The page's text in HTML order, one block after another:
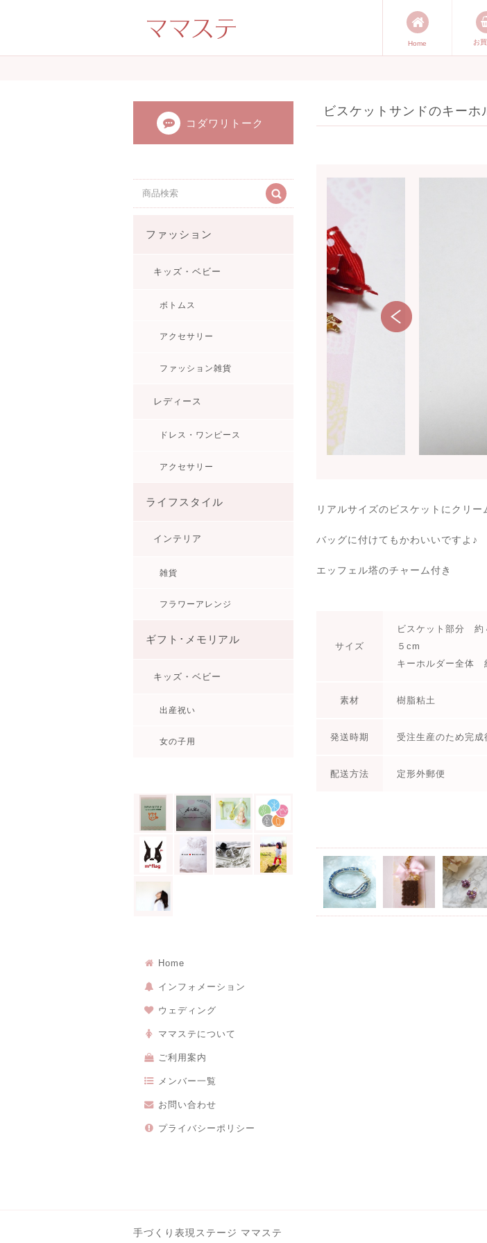
ママのかくれた才能発信します。
てます。
Home お
ビスケットサンドのキーホ
リアルサイズのビスケットにクリー
バッグに付けてもかわいいですよ♪
エッフェル塔のチャーム付き
サイズ
ビスケット部分 約
５cm
キーホルダー全体
素材 樹脂粘土
発送時期 受注生産のため完成
配送方法 定形外郵便
コダワリトーク
ファッション
キッズ・ベビー
ボトムス
アクセサリー
ファッション雑貨
レディース
ドレス・ワンピース
アクセサリー
ライフスタイル
インテリア
雑貨
フラワーアレンジ
ギフト･メモリアル
キッズ・ベビー
出産祝い
女の子用
Home
インフォメーション
ウェディング
ママステについて
ご利用案内
メンバー一覧
お問い合わせ
プライバシーポリシー
手づくり表現ステージ ママステ